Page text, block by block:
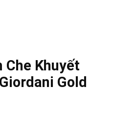
Che Khuyết
Gold